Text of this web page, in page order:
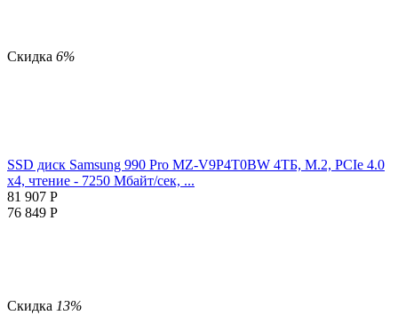
Скидка 6%
SSD диск Samsung 990 Pro MZ-V9P4T0BW 4ТБ, M.2, PCIe 4.0
x4, чтение - 7250 Мбайт/сек, ...
81 907 Р
76 849 Р
Скидка 13%